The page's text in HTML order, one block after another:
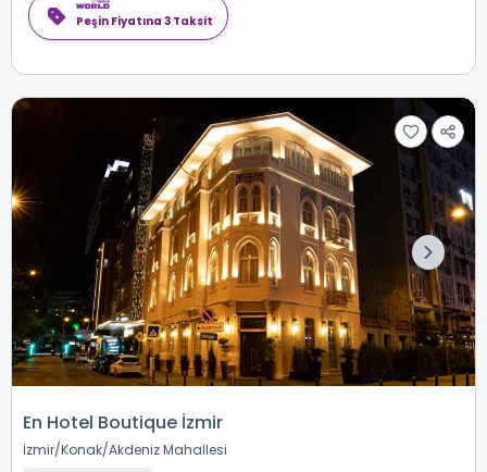
Peşin Fiyatına 3 Taksit
En Hotel Boutique İzmir
İzmir Konak Akdeniz Mahallesi